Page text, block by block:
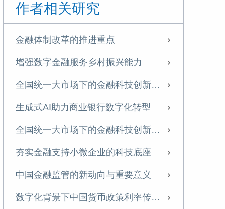
作者相关研究
金融体制改革的推进重点
增强数字金融服务乡村振兴能力
全国统一大市场下的金融科技创新与监管体系重构
生成式AI助力商业银行数字化转型
全国统一大市场下的金融科技创新与监管体系重构
夯实金融支持小微企业的科技底座
中国金融监管的新动向与重要意义
数字化背景下中国货币政策利率传导效率研究——来自数字消费信贷市场的微观证据